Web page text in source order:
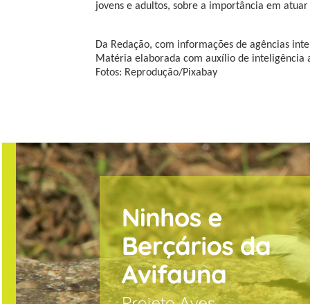
jovens e adultos, sobre a importância em atuar
Da Redação, com informações de agências
Matéria elaborada com auxílio de inteligência
Fotos: Reprodução/Pixabay